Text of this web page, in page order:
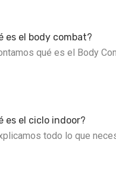
es el body combat?
qué es el Body
es el ciclo indoor?
todo lo que